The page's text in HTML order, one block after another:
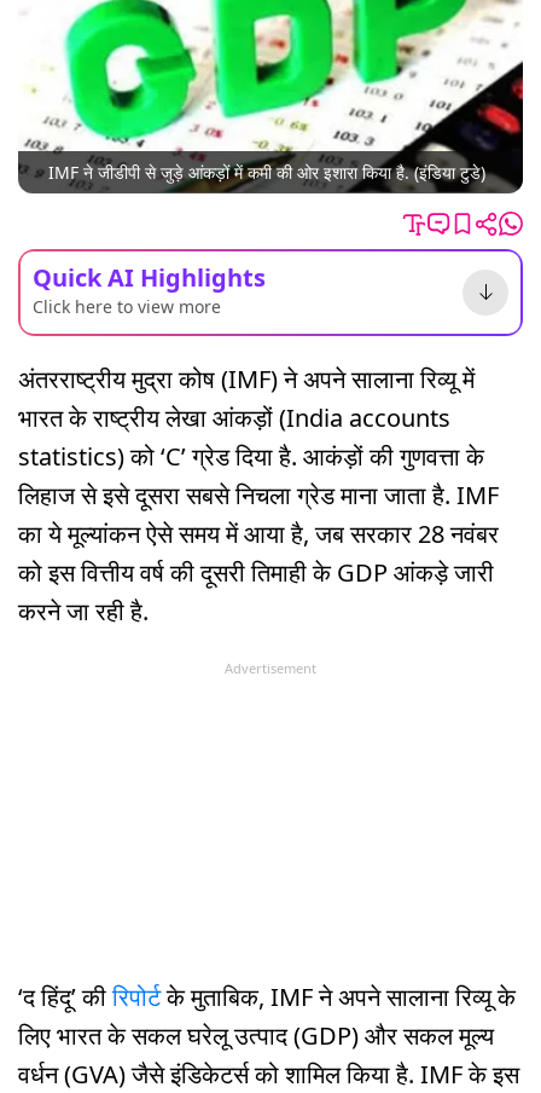
IMF ने जीडीपी से जुड़े आंकड़ों में कमी की ओर इशारा किया है. (इंडिया टुडे)
Quick AI Highlights
Click here to view more
अंतरराष्ट्रीय मुद्रा कोष (IMF) ने अपने सालाना रिव्यू में
भारत के राष्ट्रीय लेखा आंकड़ों (India accounts
statistics) को ‘C’ ग्रेड दिया है. आकंड़ों की गुणवत्ता के
लिहाज से इसे दूसरा सबसे निचला ग्रेड माना जाता है. IMF
का ये मूल्यांकन ऐसे समय में आया है, जब सरकार 28 नवंबर
को इस वित्तीय वर्ष की दूसरी तिमाही के GDP आंकड़े जारी
करने जा रही है.
Advertisement
‘द हिंदू’ कीरिपोर्टके मुताबिक, IMF ने अपने सालाना रिव्यू के
लिए भारत के सकल घरेलू उत्पाद (GDP) और सकल मूल्य
वर्धन (GVA) जैसे इंडिकेटर्स को शामिल किया है. IMF के इस